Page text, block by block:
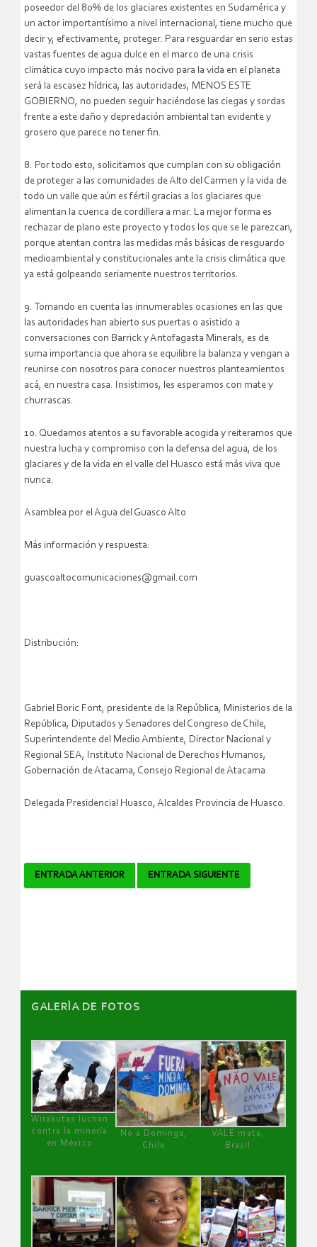
poseedor del 80% de los glaciares existentes en Sudamérica y
un actor importantísimo a nivel internacional, tiene mucho que
decir y, efectivamente, proteger. Para resguardar en serio estas
vastas fuentes de agua dulce en el marco de una crisis
climática cuyo impacto más nocivo para la vida en el planeta
será la escasez hídrica, las autoridades, MENOS ESTE
GOBIERNO, no pueden seguir haciéndose las ciegas y sordas
frente a este daño y depredación ambiental tan evidente y
grosero que parece no tener fin.
8. Por todo esto, solicitamos que cumplan con su obligación
de proteger a las comunidades de Alto del Carmen y la vida de
todo un valle que aún es fértil gracias a los glaciares que
alimentan la cuenca de cordillera a mar. La mejor forma es
rechazar de plano este proyecto y todos los que se le parezcan,
porque atentan contra las medidas más básicas de resguardo
medioambiental y constitucionales ante la crisis climática que
ya está golpeando seriamente nuestros territorios.
9. Tomando en cuenta las innumerables ocasiones en las que
las autoridades han abierto sus puertas o asistido a
conversaciones con Barrick y Antofagasta Minerals, es de
suma importancia que ahora se equilibre la balanza y vengan a
reunirse con nosotros para conocer nuestros planteamientos
acá, en nuestra casa. Insistimos, les esperamos con mate y
churrascas.
10. Quedamos atentos a su favorable acogida y reiteramos que
nuestra lucha y compromiso con la defensa del agua, de los
glaciares y de la vida en el valle del Huasco está más viva que
nunca.
Asamblea por el Agua del Guasco Alto
Más información y respuesta:
guascoaltocomunicaciones@gmail.com
Distribución:
Gabriel Boric Font, presidente de la República, Ministerios de la
República, Diputados y Senadores del Congreso de Chile,
Superintendente del Medio Ambiente, Director Nacional y
Regional SEA, Instituto Nacional de Derechos Humanos,
Gobernación de Atacama, Consejo Regional de Atacama
Delegada Presidencial Huasco, Alcaldes Provincia de Huasco.
Navegador
ENTRADA ANTERIOR ENTRADA SIGUIENTE
GALERÌA DE FOTOS
Wirakutas luchan
contra la minería
en México
No a Dominga,
Chile
VALE mata,
Brasil